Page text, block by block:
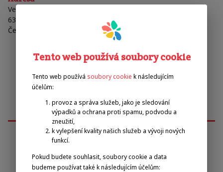
Veslařská 124
63700
Česká Republika
Emilova sportovní, z.s.
Tento web používá soubory cookie
Tento web používá soubory cookie k následujícím
účelům:
provoz a správa služeb, jako je sledování
výpadků a ochrana proti spamu, podvodu a
zneužití,
k vylepšení kvality našich služeb a vývoji nových
funkcí.
Pokud budete souhlasit, soubory cookie a data
budeme používat také k následujícím účelům: